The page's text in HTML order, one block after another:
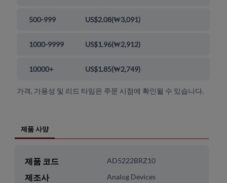
500-999 US$2.08(₩3,091)
1000-9999 US$1.96(₩2,912)
10000+ US$1.85(₩2,749)
가격, 가용성 및 리드 타임은 주문 시점에 확인될 수 있습니다.
제품 사양
제품 코드 AD5222BRZ10
제조사 Analog Devices